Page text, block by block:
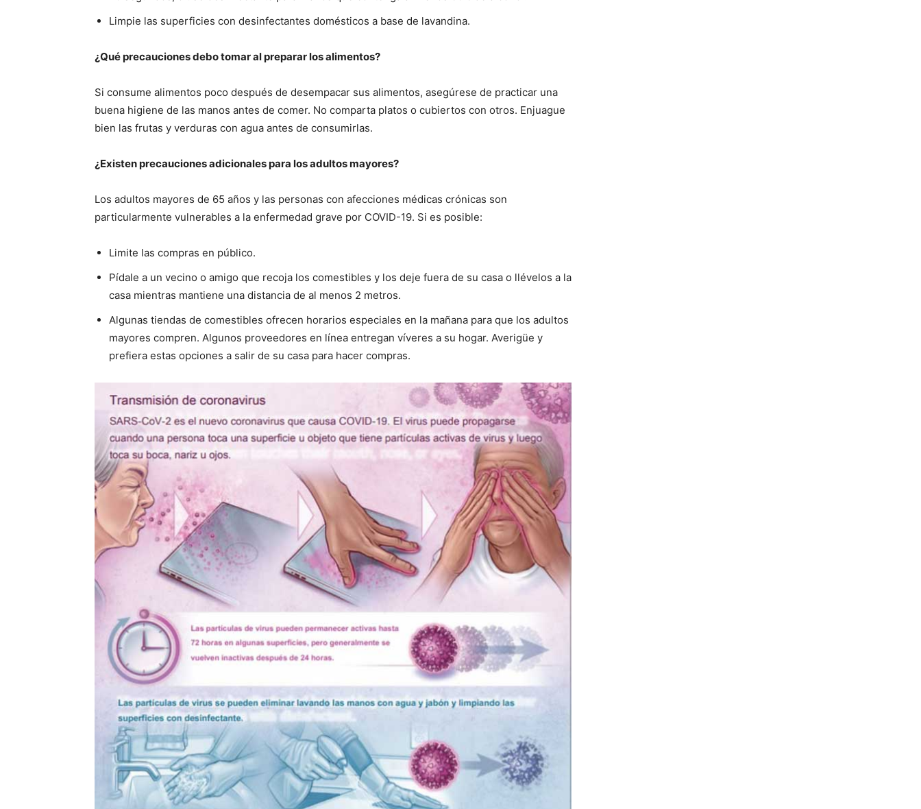
Limpie las superficies con desinfectantes domésticos a base de lavandina.
¿Qué precauciones debo tomar al preparar los alimentos?
Si consume alimentos poco después de desempacar sus alimentos, asegúrese de practicar una
buena higiene de las manos antes de comer. No comparta platos o cubiertos con otros. Enjuague
bien las frutas y verduras con agua antes de consumirlas.
¿Existen precauciones adicionales para los adultos mayores?
Los adultos mayores de 65 años y las personas con afecciones médicas crónicas son
particularmente vulnerables a la enfermedad grave por COVID-19. Si es posible:
Limite las compras en público.
Pídale a un vecino o amigo que recoja los comestibles y los deje fuera de su casa o llévelos a la
casa mientras mantiene una distancia de al menos 2 metros.
Algunas tiendas de comestibles ofrecen horarios especiales en la mañana para que los adultos
mayores compren. Algunos proveedores en línea entregan víveres a su hogar. Averigüe y
prefiera estas opciones a salir de su casa para hacer compras.